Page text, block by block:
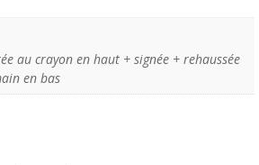
au crayon en haut + signée + rehaussée
en bas